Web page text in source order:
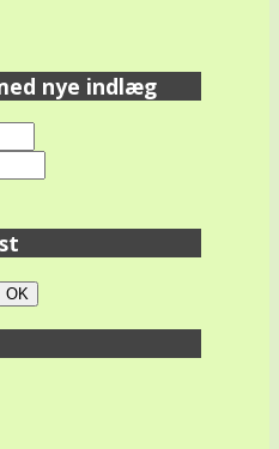
nye indlæg
Søg
OK